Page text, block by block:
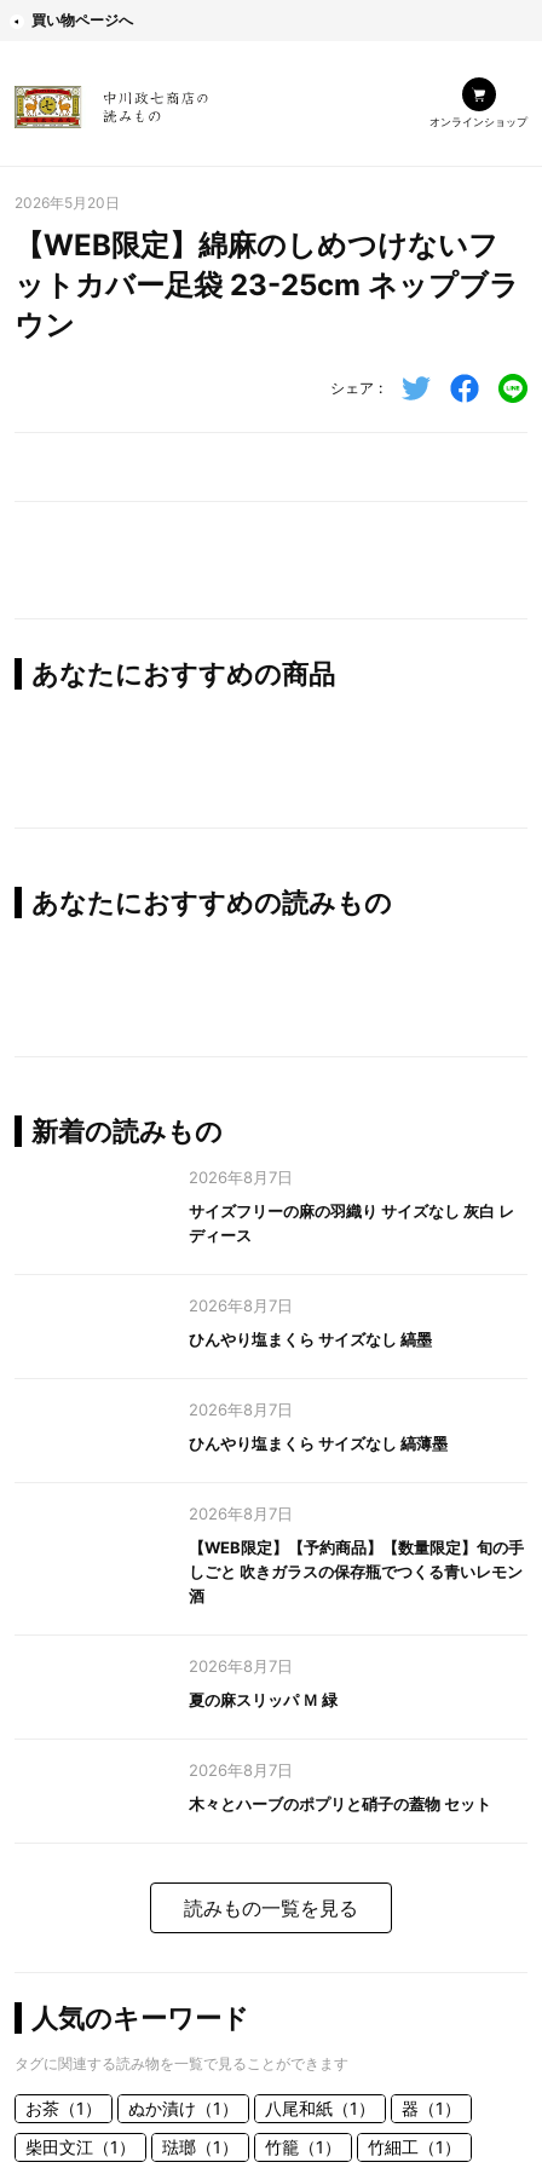
買い物ページへ
オンラインショップ
2026年5月20日
【WEB限定】綿麻のしめつけないフ
ットカバー足袋 23-25cm ネップブラ
ウン
シェア
あなたにおすすめの商品
あなたにおすすめの読みもの
新着の読みもの
2026年8月7日
サイズフリーの麻の羽織り サイズなし 灰白 レ
ディース
2026年8月7日
ひんやり塩まくら サイズなし 縞墨
2026年8月7日
ひんやり塩まくら サイズなし 縞薄墨
2026年8月7日
【WEB限定】【予約商品】【数量限定】旬の手
しごと 吹きガラスの保存瓶でつくる青いレモン
酒
2026年8月7日
夏の麻スリッパ Ｍ 緑
2026年8月7日
木々とハーブのポプリと硝子の蓋物 セット
読みもの一覧を見る
人気のキーワード
タグに関連する読み物を一覧で見ることができます
お茶（1） ぬか漬け（1） 八尾和紙（1）
器（1）
柴田文江（1）
琺瑯（1） 竹籠（1） 竹細工（1）